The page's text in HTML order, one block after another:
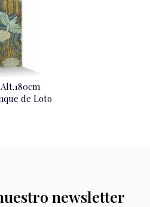
de Loto
newsletter